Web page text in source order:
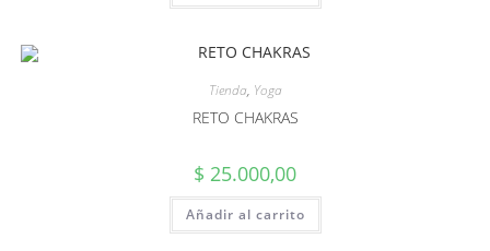
Tienda, Yoga
RETO CHAKRAS
$ 25.000,00
Añadir al carrito